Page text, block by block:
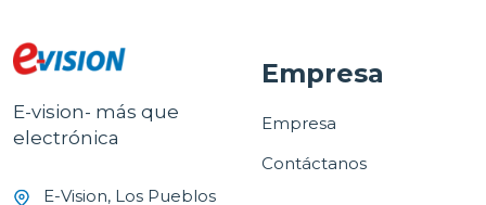
E-vision- más que
electrónica
E-Vision, Los Pueblos
Empresa
Empresa
Contáctanos